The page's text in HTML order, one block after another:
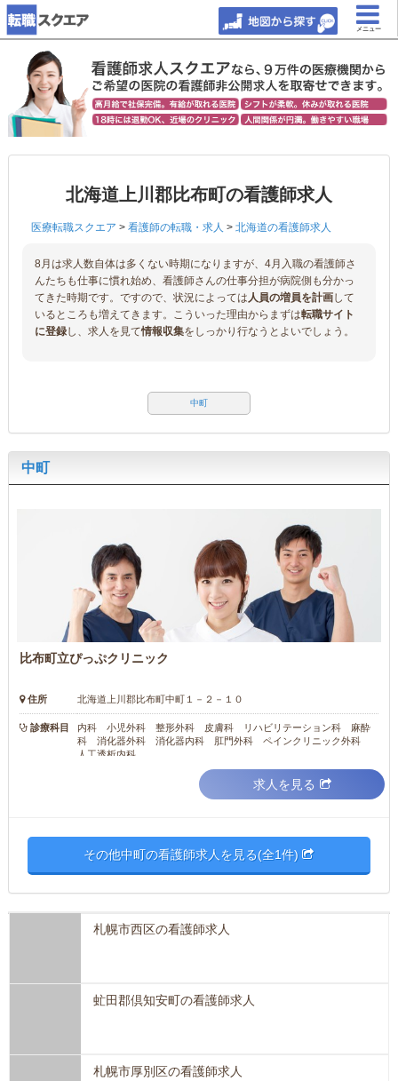
メニュー
北海道上川郡比布町の看護師求人
医療転職スクエア > 看護師の転職・求人 > 北海道の看護師求人
8月は求人数自体は多くない時期になりますが、4月入職の看護師さ
んたちも仕事に慣れ始め、看護師さんの仕事分担が病院側も分かっ
てきた時期です。ですので、状況によっては人員の増員を計画して
いるところも増えてきます。こういった理由からまずは転職サイト
に登録し、求人を見て情報収集をしっかり行なうとよいでしょう。
中町
中町
比布町立ぴっぷクリニック
住所 北海道上川郡比布町中町１－２－１０
診療科目
内科 小児外科 整形外科 皮膚科 リハビリテーション科 麻酔
科 消化器外科 消化器内科 肛門外科 ペインクリニック外科
人工透析内科
求人を見る
その他中町の看護師求人を見る(全1件)
札幌市西区の看護師求人
虻田郡倶知安町の看護師求人
札幌市厚別区の看護師求人